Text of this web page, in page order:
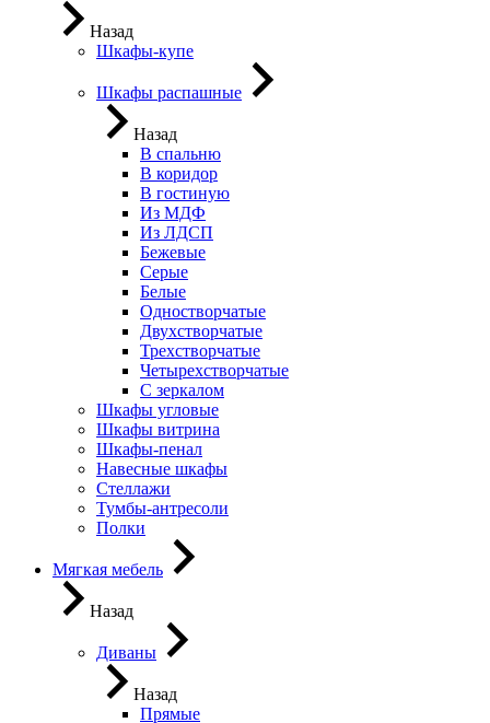
Назад
Шкафы-купе
Шкафы распашные
Назад
В спальню
В коридор
В гостиную
Из МДФ
Из ЛДСП
Бежевые
Серые
Белые
Одностворчатые
Двухстворчатые
Трехстворчатые
Четырехстворчатые
С зеркалом
Шкафы угловые
Шкафы витрина
Шкафы-пенал
Навесные шкафы
Стеллажи
Тумбы-антресоли
Полки
Мягкая мебель
Назад
Диваны
Назад
Прямые